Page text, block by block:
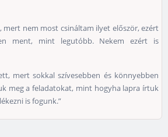
mert nem most csináltam ilyet először, ezért
ment, mint legutóbb. Nekem ezért is
mert sokkal szívesebben és könnyebben
meg a feladatokat, mint hogyha lapra írtuk
is fogunk.”